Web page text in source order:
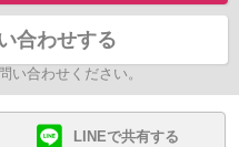
合わせする
い合わせください。
LINEで共有する